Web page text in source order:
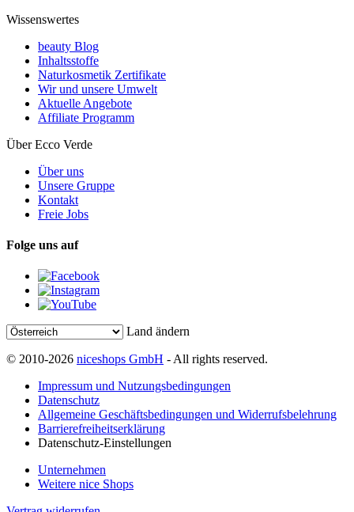
Wissenswertes
beauty Blog
Inhaltsstoffe
Naturkosmetik Zertifikate
Wir und unsere Umwelt
Aktuelle Angebote
Affiliate Programm
Über Ecco Verde
Über uns
Unsere Gruppe
Kontakt
Freie Jobs
Folge uns auf
Land ändern
© 2010-2026 niceshops GmbH - All rights reserved.
Impressum und Nutzungsbedingungen
Datenschutz
Allgemeine Geschäftsbedingungen und Widerrufsbelehrung
Barrierefreiheitserklärung
Datenschutz-Einstellungen
Unternehmen
Weitere nice Shops